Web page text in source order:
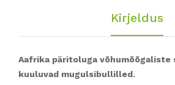
Kirjeldus
Aafrika päritoluga võhumõõgaliste
kuuluvad mugulsibullilled.